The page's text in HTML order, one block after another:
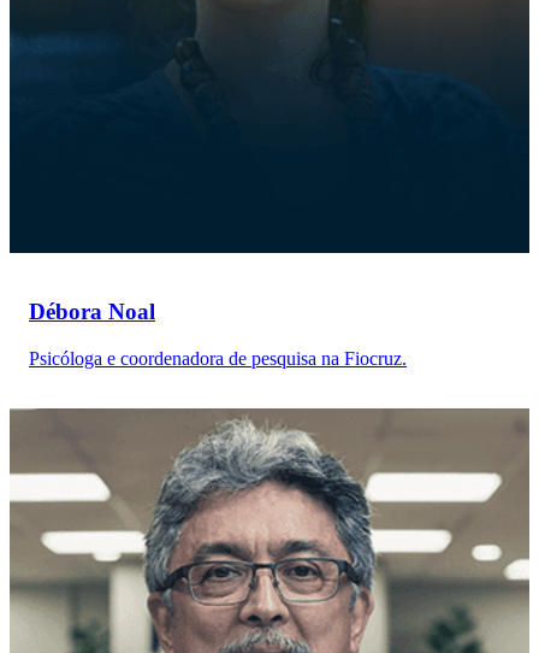
Débora Noal
Psicóloga e coordenadora de pesquisa na Fiocruz.